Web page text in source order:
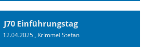
J70 Einführungstag
12.04.2025, Krimmel Stefan